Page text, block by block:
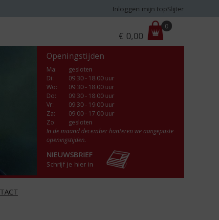
Inloggen mijn topSlijter
r
i
€ 0,00
0
Openingstijden
Ma:
gesloten
Di:
09.30 - 18.00 uur
Wo:
09.30 - 18.00 uur
Do:
09.30 - 18.00 uur
Vr:
09.30 - 19.00 uur
Za:
09.00 - 17.00 uur
Zo:
gesloten
In de maand december hanteren we aangepaste
openingstijden.
NIEUWSBRIEF
Schrijf je hier in